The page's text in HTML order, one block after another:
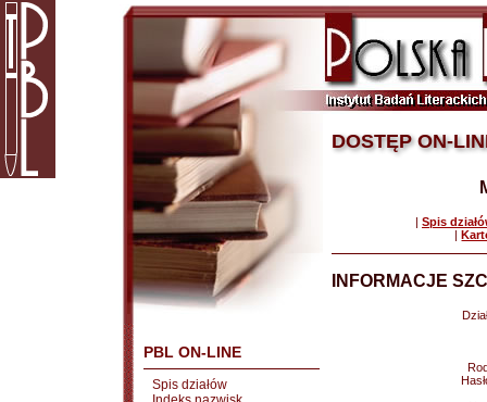
PBL ON-LINE
Spis działów
DOSTĘP ON-
| Spis
|
INFORMACJE